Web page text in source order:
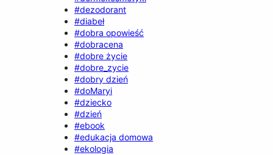
#dezodorant
#diabeł
#dobra opowieść
#dobracena
#dobre życie
#dobre_zycie
#dobry dzień
#doMaryi
#dziecko
#dzień
#ebook
#edukacja domowa
#ekologia